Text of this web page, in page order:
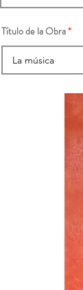
Título de la Obra